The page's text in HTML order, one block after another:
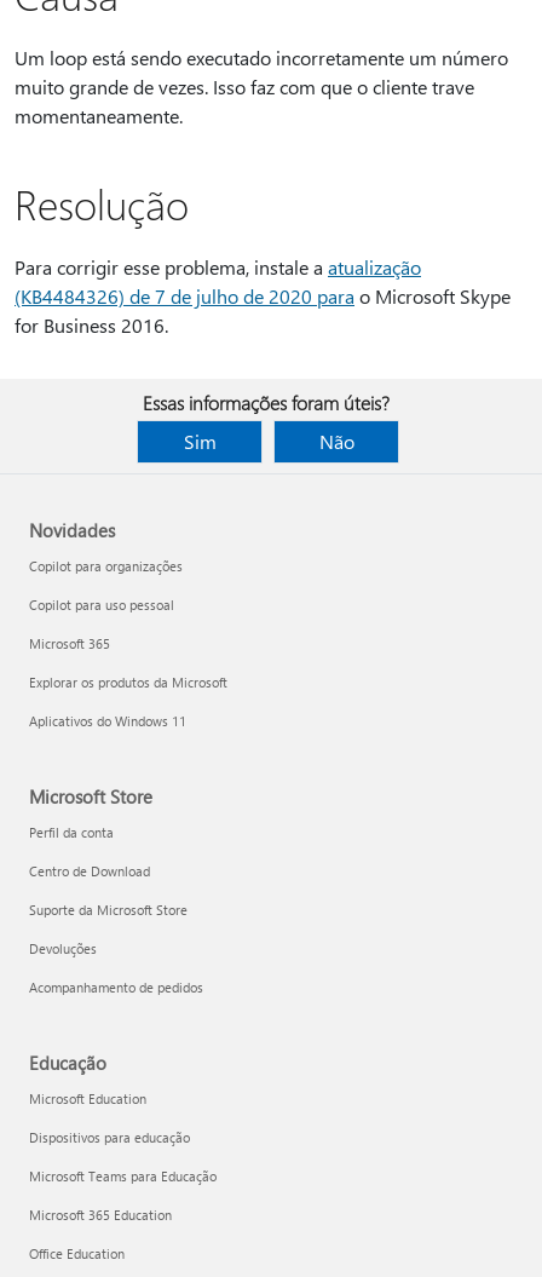
Um loop está sendo executado incorretamente um número
muito grande de vezes. Isso faz com que o cliente trave
momentaneamente.
Resolução
Para corrigir esse problema, instale a atualização
(KB4484326) de 7 de julho de 2020 para o Microsoft Skype
for Business 2016.
Essas informações foram úteis?
Sim
Não
Novidades
Copilot para organizações
Copilot para uso pessoal
Microsoft 365
Explorar os produtos da Microsoft
Aplicativos do Windows 11
Microsoft Store
Perfil da conta
Centro de Download
Suporte da Microsoft Store
Devoluções
Acompanhamento de pedidos
Educação
Microsoft Education
Dispositivos para educação
Microsoft Teams para Educação
Microsoft 365 Education
Office Education